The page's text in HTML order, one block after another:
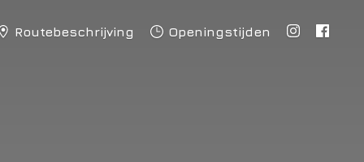
Routebeschrijving Openingstijden